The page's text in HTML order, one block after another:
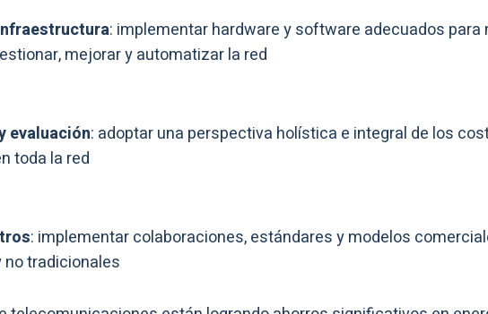
: implementar hardware y software adecuados para
mejorar y automatizar la red
evaluación: adoptar una perspectiva holística e integral de los
toda la red
: implementar colaboraciones, estándares y modelos
no tradicionales